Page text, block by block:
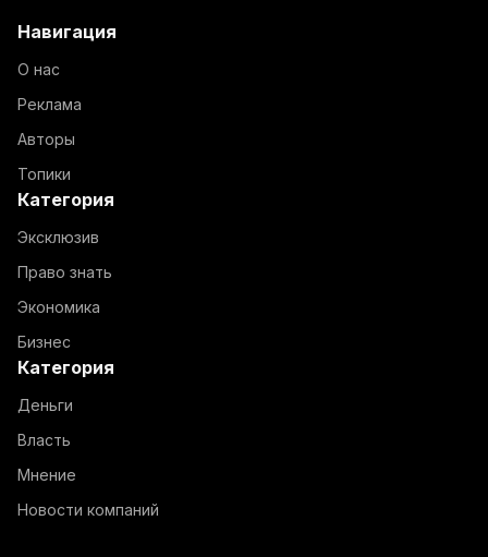
Навигация
О нас
Реклама
Авторы
Топики
Категория
Эксклюзив
Право знать
Экономика
Бизнес
Категория
Деньги
Власть
Мнение
Новости компаний